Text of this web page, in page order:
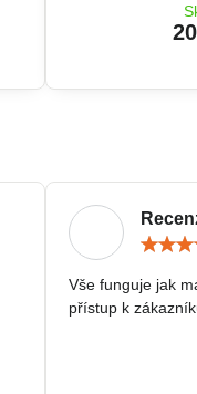
Vše funguje jak
přístup k